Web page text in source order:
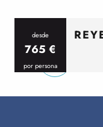
desde
765 €
por persona